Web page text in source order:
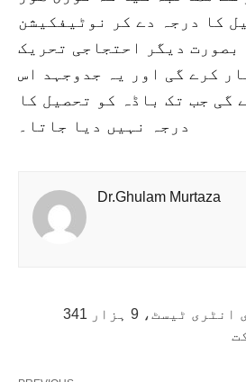
کا درجہ دے کر نوٹیفکیشن
بصورت دیگر احتجاجی تحریک
کرے گی اور یہ جدوجہد اس
گی جب تک باڈہ کو تحصیل کا
درجہ نہیں دیا جاتا۔
Dr.Ghulam Murtaza
جامعہ سندھ میں پری انٹری ٹیسٹ، 9 ہزار 341